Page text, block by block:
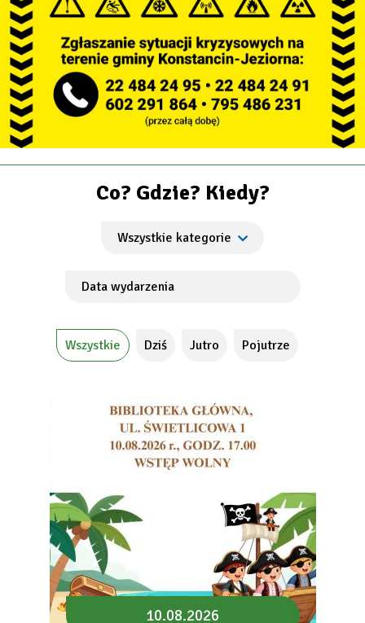
Co? Gdzie? Kiedy?
Wszystkie Dziś Jutro Pojutrze
10.08.2026